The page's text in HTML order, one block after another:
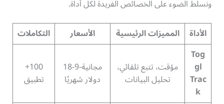
ونسلط الضوء على الخصائص الفريدة لكل أداة.
الأداة
المميزات الرئيسية الأسعار
التكاملات
Tog
gl
Trac
k
مؤقت، تتبع تلقائي،
تحليل البيانات
مجانية-9-18
دولار شهريًا
100+
تطبيق